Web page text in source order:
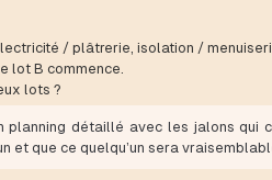
/ plâtrerie, isolation /
lot B commence.
lots ?
détaillé avec les jalons qui
et que ce quelqu’un sera